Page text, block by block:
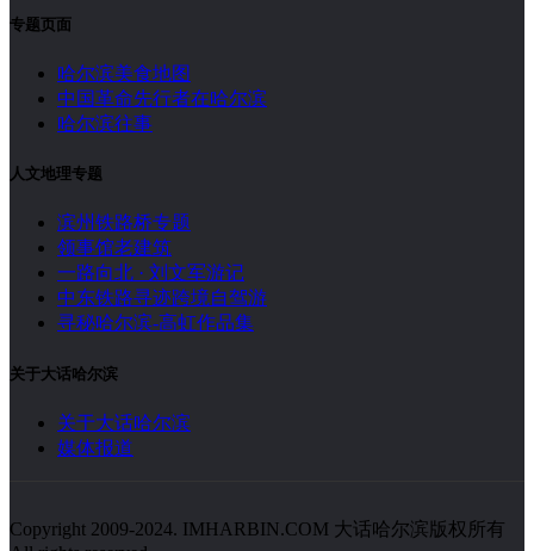
专题页面
哈尔滨美食地图
中国革命先行者在哈尔滨
哈尔滨往事
人文地理专题
滨州铁路桥专题
领事馆老建筑
一路向北 · 刘文军游记
中东铁路寻迹跨境自驾游
寻秘哈尔滨-高虹作品集
关于大话哈尔滨
关于大话哈尔滨
媒体报道
Copyright 2009-2024. IMHARBIN.COM 大话哈尔滨版权所有